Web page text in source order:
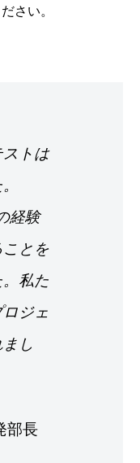
さい。
トは
経験
とを
私た
ジェ
し
部長